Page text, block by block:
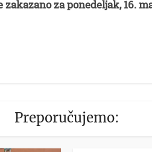
za ponedeljak, 16.
Preporučujemo: